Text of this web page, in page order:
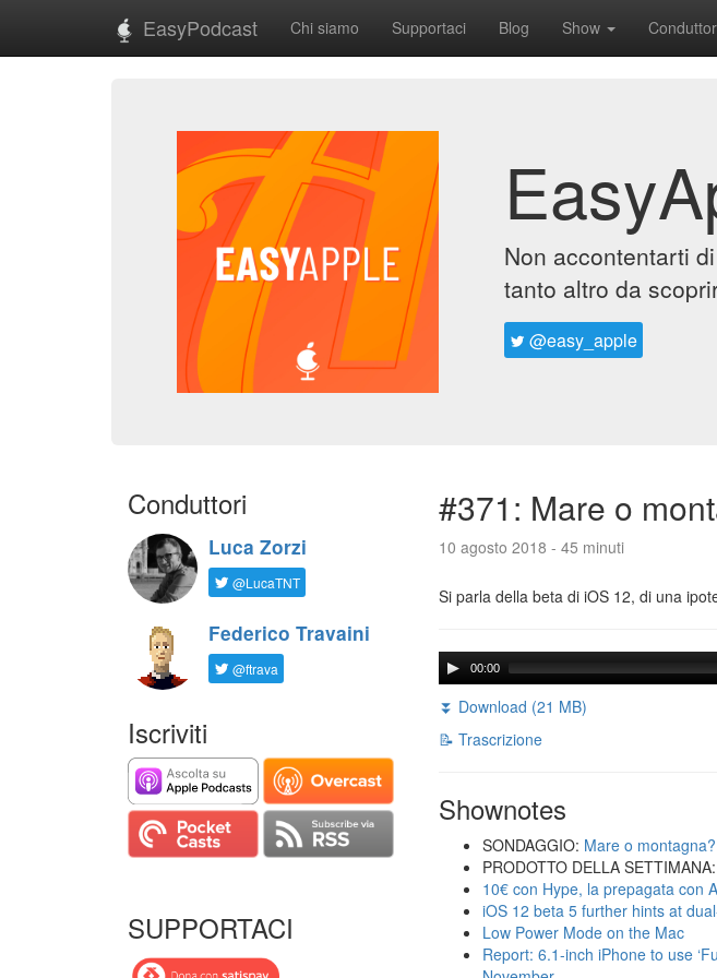
EasyPodcast Chi siamo Supportaci Blog Show
Non accontentarti
tanto altro da
@easy_apple
Conduttori
Luca Zorzi
@LucaTNT
Federico Travaini
@ftrava
Iscriviti
SUPPORTACI
#371: Mare o
10 agosto 2018 - 45 minuti
Si parla della beta di iOS 12, di una
00:00
⏬ Download (21 MB)
📝 Trascrizione
Shownotes
SONDAGGIO: Mare o montagna?
PRODOTTO DELLA SETTIMANA:
10€ con Hype, la prepagata con
iOS 12 beta 5 further hints at
Low Power Mode on the Mac
Report: 6.1-inch iPhone to use